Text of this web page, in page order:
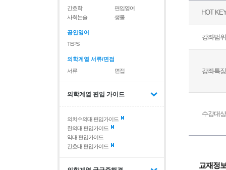
간호학
편입영어
사회논술
생물
공인영어
TEPS
의학계열 서류/면접
서류
면접
의학계열 편입 가이드
의치수의대 편입가이드
한의대 편입가이드
약대 편입가이드
간호대 편입가이드
HOT
강좌범위
강좌특징
수강대상
교재정